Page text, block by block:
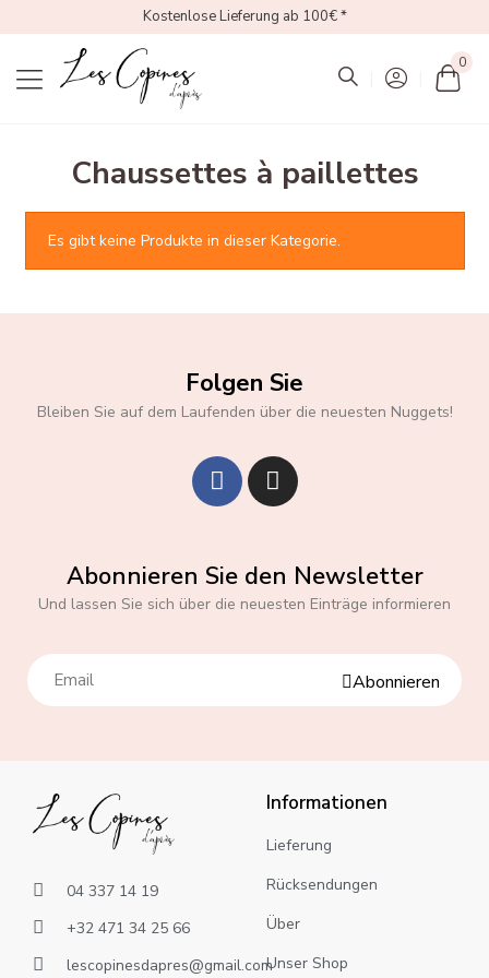
Kostenlose Lieferung ab 100€ *
0
Chaussettes à paillettes
Es gibt keine Produkte in dieser Kategorie.
Folgen Sie
Bleiben Sie auf dem Laufenden über die neuesten Nuggets!
Abonnieren Sie den Newsletter
Und lassen Sie sich über die neuesten Einträge informieren
Abonnieren
04 337 14 19
+32 471 34 25 66
lescopinesdapres@gmail.com
Informationen
Lieferung
Rücksendungen
Über
Unser Shop